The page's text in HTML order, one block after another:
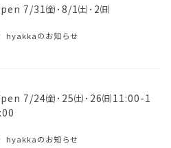
7/31㈮･8/1㈯･2㈰
hyakkaのお知らせ
7/24㈮･25㈯･26㈰11:00-1
hyakkaのお知らせ